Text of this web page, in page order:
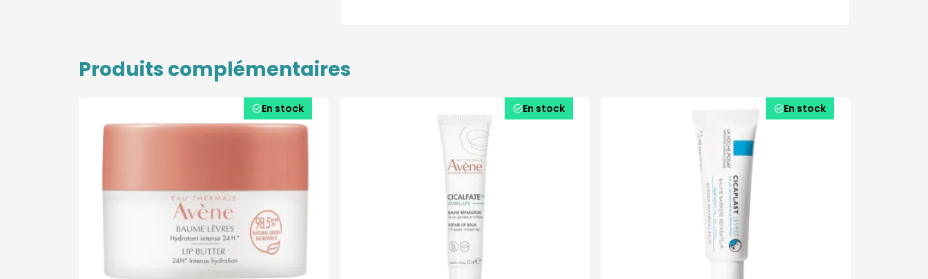
Produits complémentaires
En stock En stock En stock